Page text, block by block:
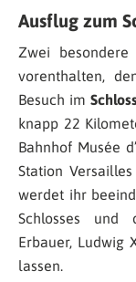
Ausflug zum
Zwei
vorenthalten,
Besuch im
knapp 22
Bahnhof Musée
Station
werdet ihr
Schlosses und
Erbauer, Ludwig
lassen.